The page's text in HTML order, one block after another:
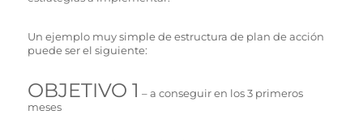
Un ejemplo muy simple de estructura de plan de acción
puede ser el siguiente:
OBJETIVO 1 – a conseguir en los 3 primeros
meses